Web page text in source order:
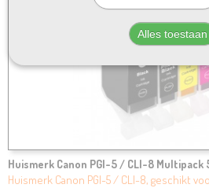
Huismerk Canon PGI-5 / CLI-8 Multipack
Huismerk Canon PGI-5 / CLI-8, geschikt
Alles toestaan